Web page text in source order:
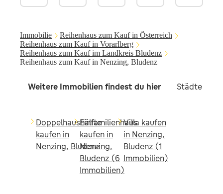
Immobilie
Reihenhaus zum Kauf in Österreich
Reihenhaus zum Kauf in Vorarlberg
Reihenhaus zum Kauf im Landkreis Bludenz
Reihenhaus zum Kauf in Nenzing, Bludenz
Weitere Immobilien findest du hier Städte in
Doppelhaushälfte
kaufen in
Nenzing, Bludenz
Einfamilienhaus
kaufen in
Nenzing,
Bludenz (6
Immobilien)
Villa kaufen
in Nenzing,
Bludenz (1
Immobilien)